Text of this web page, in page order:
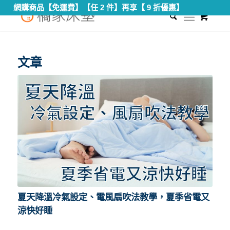
網購商品【免運費】【任 2 件】再享【 9 折優惠】
您現在的位置： 首頁 /夏天好睡
文章
夏天降溫冷氣設定、電風扇吹法教學，夏季省電又
涼快好睡